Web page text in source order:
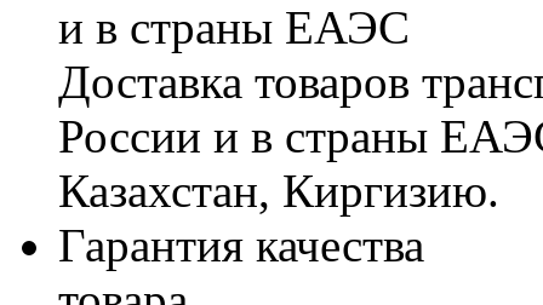
и в страны ЕАЭС
Доставка товаров
России и в страны
Казахстан, Киргизию.
Гарантия качества